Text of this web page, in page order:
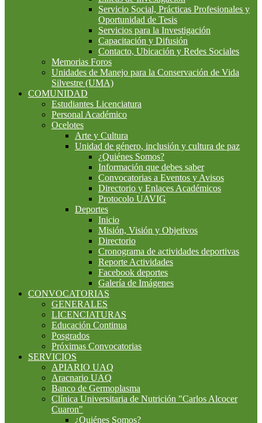
Servicio Social, Prácticas Profesionales y
Oportunidad de Tesis
Servicios para la Investigación
Capacitación y Difusión
Contacto, Ubicación y Redes Sociales
Memorias Foros
Unidades de Manejo para la Conservación de Vida
Silvestre (UMA)
COMUNIDAD
Estudiantes Licenciatura
Personal Académico
Ocelotes
Arte y Cultura
Unidad de género, inclusión y cultura de paz
¿Quiénes Somos?
Información que debes saber
Convocatorias a Eventos y Avisos
Directorio y Enlaces Académicos
Protocolo UAVIG
Deportes
Inicio
Misión, Visión y Objetivos
Directorio
Cronograma de actividades deportivas
Reporte Actividades
Facebook deportes
Galería de Imágenes
CONVOCATORIAS
GENERALES
LICENCIATURAS
Educación Continua
Posgrados
Próximas Convocatorias
SERVICIOS
APIARIO UAQ
Aracnario UAQ
Banco de Germoplasma
Clínica Universitaria de Nutrición "Carlos Alcocer
Cuaron"
¿Quiénes Somos?